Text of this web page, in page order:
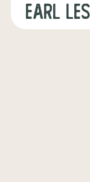
earl